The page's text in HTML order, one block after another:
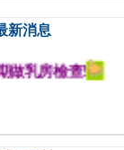
新消息
房檢查!